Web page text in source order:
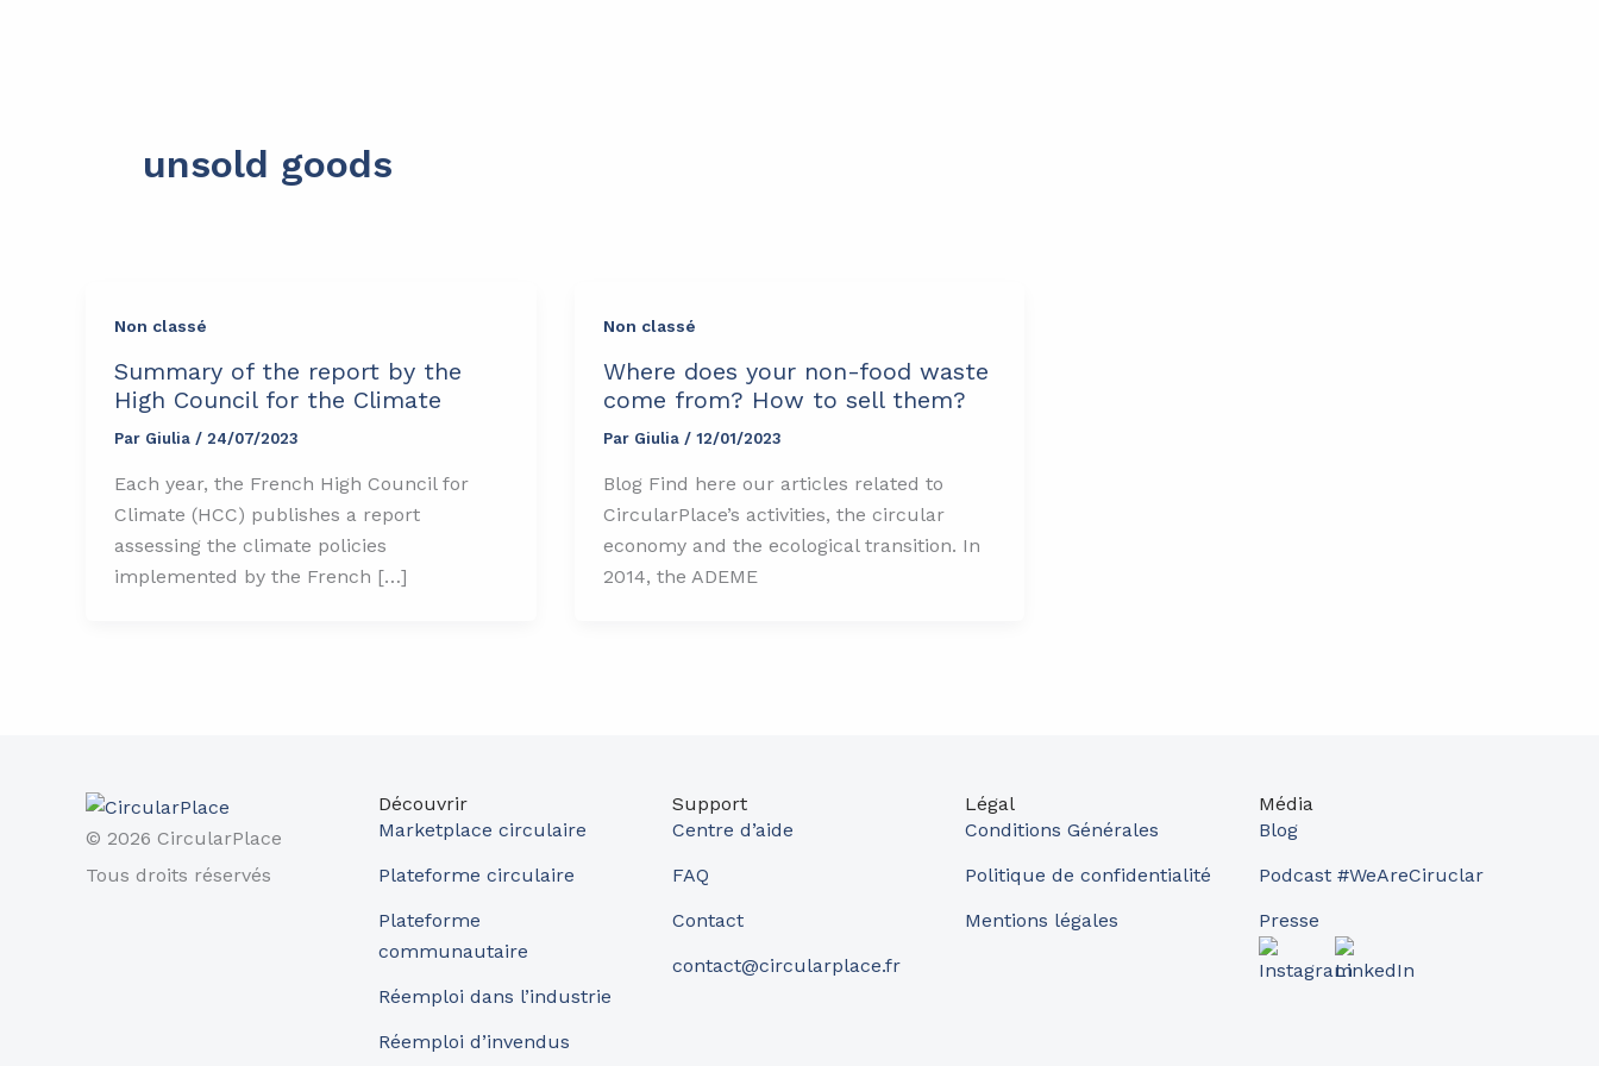
unsold goods
Non classé
Summary of the report by the
High Council for the Climate
Par Giulia / 24/07/2023
Each year, the French High Council for
Climate (HCC) publishes a report
assessing the climate policies
implemented by the French […]
Non classé
Where does your non-food waste
come from? How to sell them?
Par Giulia / 12/01/2023
Blog Find here our articles related to
CircularPlace’s activities, the circular
economy and the ecological transition. In
2014, the ADEME
© 2026 CircularPlace
Tous droits réservés
Découvrir
Marketplace circulaire
Plateforme circulaire
Plateforme
communautaire
Réemploi dans l’industrie
Réemploi d’invendus
Support
Centre d’aide
FAQ
Contact
contact@circularplace.fr
Légal
Conditions Générales
Politique de confidentialité
Mentions légales
Média
Blog
Podcast #WeAreCiruclar
Presse